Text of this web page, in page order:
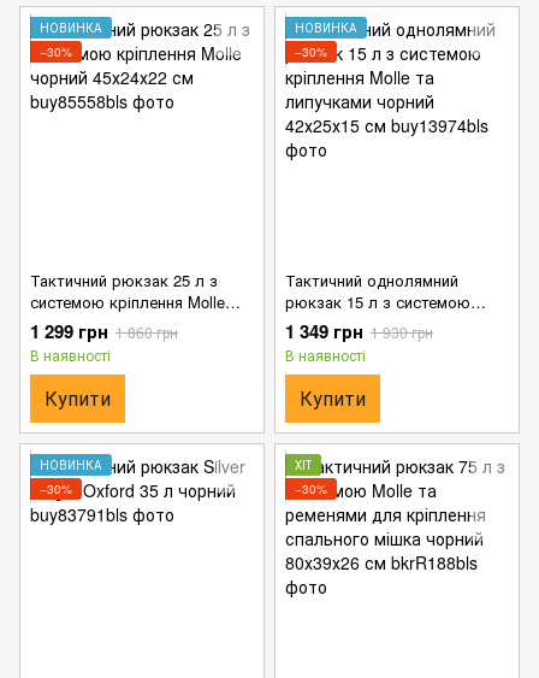
НОВИНКА
−30%
Тактичний рюкзак 25 л з
системою кріплення Molle
чорний 45х24х22 см
1 299 грн 1 860 грн
В наявності
Купити
НОВИНКА
−30%
Тактичний однолямний
рюкзак 15 л з системою
кріплення Molle та липучками
чорний 42х25х15 см
1 349 грн 1 930 грн
В наявності
Купити
НОВИНКА
−30%
ХІТ
−30%